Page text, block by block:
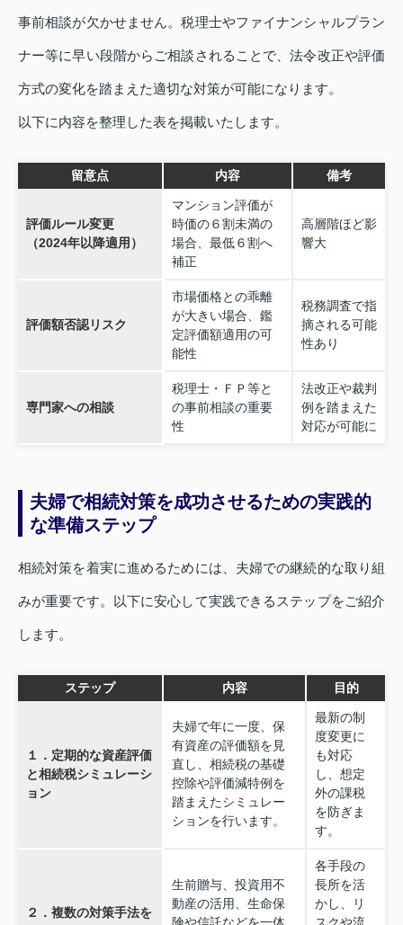
事前相談が欠かせません。税理士やファイナンシャルプラン
ナー等に早い段階からご相談されることで、法令改正や評価
方式の変化を踏まえた適切な対策が可能になります。
以下に内容を整理した表を掲載いたします。
留意点 内容 備考
評価ルール変更
（2024年以降適用）
マンション評価が
時価の６割未満の
場合、最低６割へ
補正
高層階ほど影
響大
評価額否認リスク
市場価格との乖離
が大きい場合、鑑
定評価額適用の可
能性
税務調査で指
摘される可能
性あり
専門家への相談
税理士・ＦＰ等と
の事前相談の重要
性
法改正や裁判
例を踏まえた
対応が可能に
夫婦で相続対策を成功させるための実践的
な準備ステップ
相続対策を着実に進めるためには、夫婦での継続的な取り組
みが重要です。以下に安心して実践できるステップをご紹介
します。
ステップ 内容 目的
１．定期的な資産評価
と相続税シミュレーシ
ョン
夫婦で年に一度、保
有資産の評価額を見
直し、相続税の基礎
控除や評価減特例を
踏まえたシミュレー
ションを行います。
最新の制
度変更に
も対応
し、想定
外の課税
を防ぎま
す。
２．複数の対策手法を
生前贈与、投資用不
動産の活用、生命保
各手段の
長所を活
かし、リ